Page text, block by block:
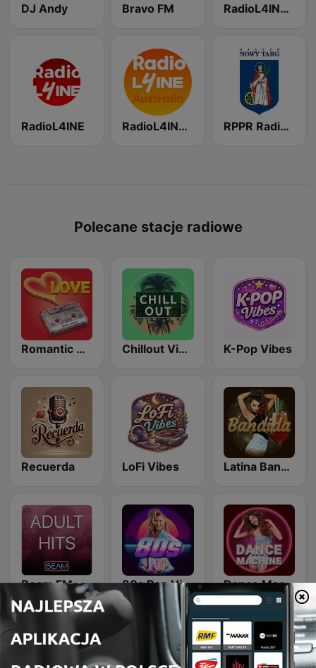
DJ Andy Bravo FM RadioL4INE Poland + Australia
RadioL4INE RadioL4INE Australia RPPR Radio Podhale Polskie Radio
Polecane stacje radiowe
Romantic Vibes Chillout Vibes K-Pop Vibes
Recuerda LoFi Vibes Latina Bandida!
Beam FM - Adult Hits 80s Pop Vibes Dance Machine